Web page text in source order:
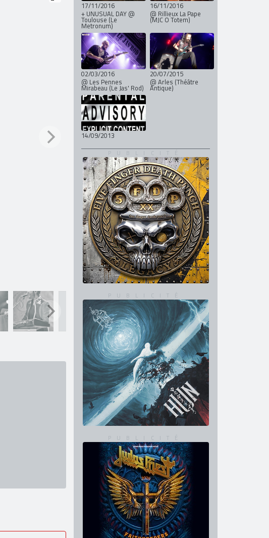
17/11/2016
+ UNUSUAL DAY @
Toulouse (Le
Metronum)
16/11/2016
@ Rillieux La Pape
(MJC O Totem)
02/03/2016
@ Les Pennes
Mirabeau (Le Jas' Rod)
20/07/2015
@ Arles (Théâtre
Antique)
14/09/2013